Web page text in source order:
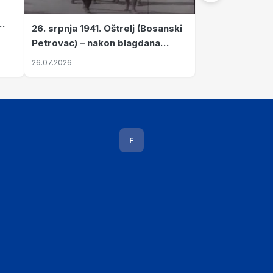
26. srpnja 1941. Oštrelj (Bosanski
Petrovac) – nakon blagdana
Svete Ane izvršen napad srpskih
26.07.2026
F